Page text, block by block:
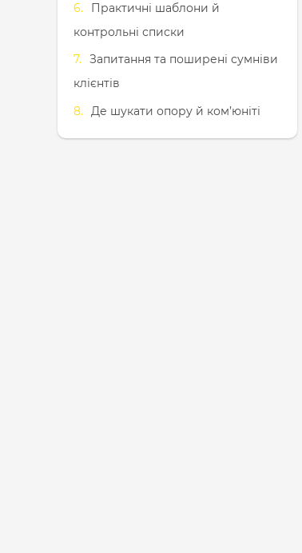
Практичні шаблони й
контрольні списки
Запитання та поширені сумніви
клієнтів
Де шукати опору й ком’юніті